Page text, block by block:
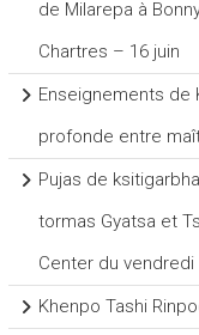
de Milarepa à
Chartres – 16 juin
Enseignements de
profonde entre
Pujas de
tormas Gyatsa et
Center du
Khenpo Tashi